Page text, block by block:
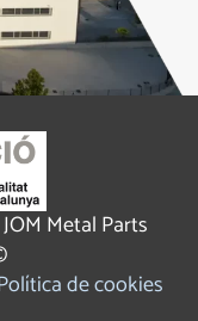
Metal Parts
de cookies